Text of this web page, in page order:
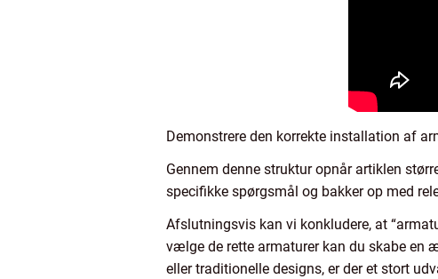
Demonstrere den korrekte installation af
Gennem denne struktur opnår artiklen
specifikke spørgsmål og bakker op med
Afslutningsvis kan vi konkludere, at
vælge de rette armaturer kan du skabe en
eller traditionelle designs, er der et stort